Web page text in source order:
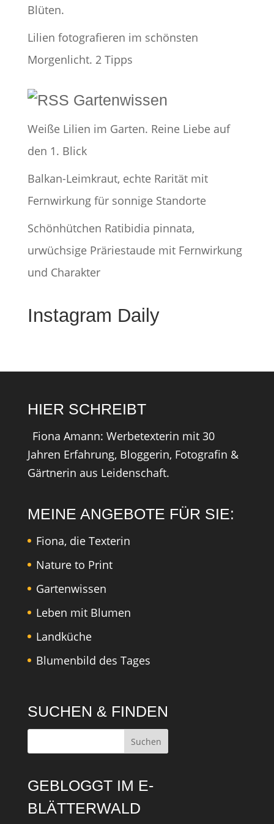
Blüten.
Lilien fotografieren im schönsten
Morgenlicht. 2 Tipps
Gartenwissen
Weiße Lilien im Garten. Reine Liebe auf
den 1. Blick
Balkan-Leimkraut, echte Rarität mit
Fernwirkung für sonnige Standorte
Schönhütchen Ratibidia pinnata,
urwüchsige Präriestaude mit Fernwirkung
und Charakter
Instagram Daily
HIER SCHREIBT
Fiona Amann: Werbetexterin mit 30
Jahren Erfahrung, Bloggerin, Fotografin &
Gärtnerin aus Leidenschaft.
MEINE ANGEBOTE FÜR SIE:
Fiona, die Texterin
Nature to Print
Gartenwissen
Leben mit Blumen
Landküche
Blumenbild des Tages
SUCHEN & FINDEN
GEBLOGGT IM E-
BLÄTTERWALD